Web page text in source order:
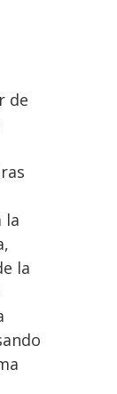
de
la
la